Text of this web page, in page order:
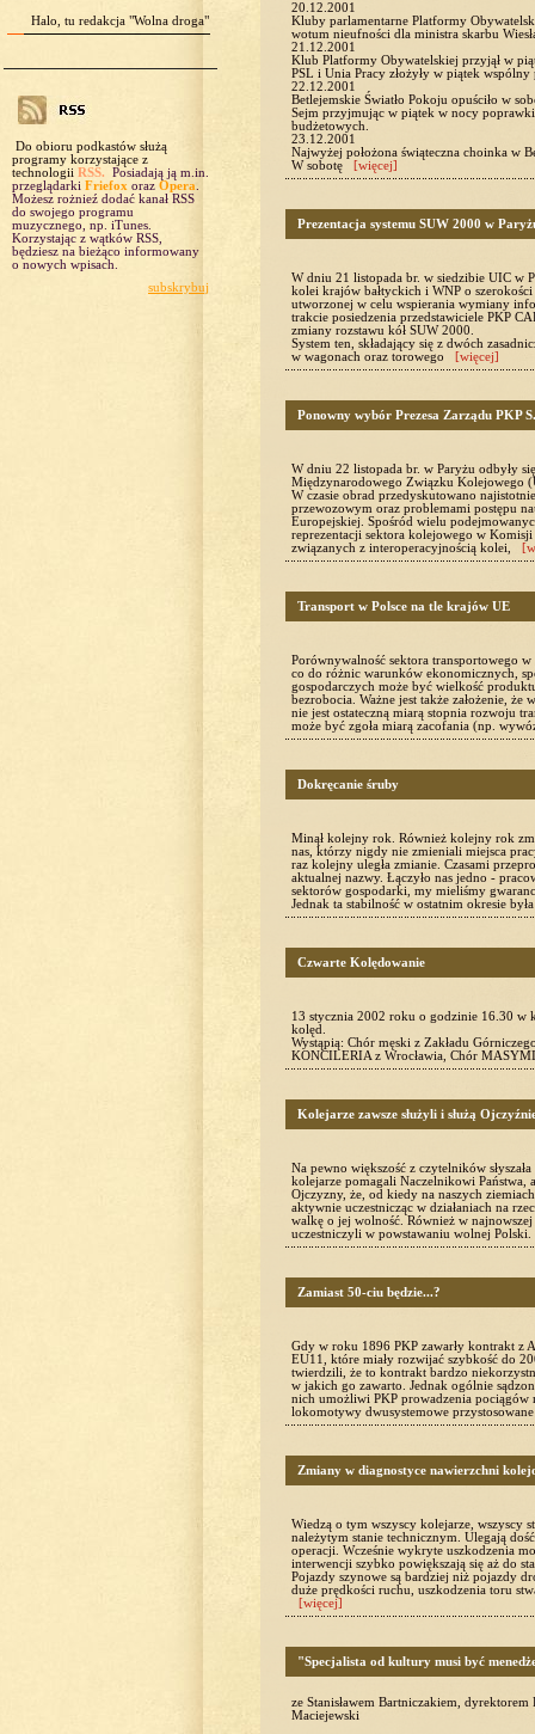
Halo, tu redakcja "Wolna droga"
Do obioru podkastów służą
programy korzystające z
technologii RSS.
Posiadają ją m.in.
przeglądarki Friefox oraz Opera
Możesz rożnieź dodać kanał RSS
do swojego programu
muzycznego, np. iTunes.
Korzystając z wątków RSS,
będziesz na bieżąco informowany
o nowych wpisach.
subskrybuj
20.12.2001
Kluby parlamentarne Platformy
wotum nieufności dla ministra skarbu
21.12.2001
Klub Platformy Obywatelskiej przyjął w
PSL i Unia Pracy złożyły w piątek
22.12.2001
Betlejemskie Światło Pokoju opuściło w
Sejm przyjmując w piątek w nocy
budżetowych.
23.12.2001
Najwyżej położona świąteczna choinka w
W sobotę [więcej]
Prezentacja systemu SUW 2000 w
W dniu 21 listopada br. w siedzibie UIC w
kolei krajów bałtyckich i WNP o
utworzonej w celu wspierania wymiany
trakcie posiedzenia przedstawiciele PKP
zmiany rozstawu kół SUW 2000.
System ten, składający się z dwóch
w wagonach oraz torowego [więcej]
Ponowny wybór Prezesa Zarządu PKP
W dniu 22 listopada br. w Paryżu odbyły
Międzynarodowego Związku Kolejowego
W czasie obrad przedyskutowano
przewozowym oraz problemami postępu
Europejskiej. Spośród wielu
reprezentacji sektora kolejowego w
związanych z interoperacyjnością kolei,
Transport w Polsce na tle krajów UE
Porównywalność sektora transportowego
co do różnic warunków ekonomicznych,
gospodarczych może być wielkość
bezrobocia. Ważne jest także założenie,
nie jest ostateczną miarą stopnia rozwoju
może być zgoła miarą zacofania (np.
Dokręcanie śruby
Minął kolejny rok. Również kolejny rok
nas, którzy nigdy nie zmieniali miejsca
raz kolejny uległa zmianie. Czasami
aktualnej nazwy. Łączyło nas jedno -
sektorów gospodarki, my mieliśmy
Jednak ta stabilność w ostatnim okresie
Czwarte Kolędowanie
13 stycznia 2002 roku o godzinie 16.30 w
kolęd.
Wystąpią: Chór męski z Zakładu
KONCILERIA z Wrocławia, Chór
Kolejarze zawsze służyli i służą
Na pewno większość z czytelników
kolejarze pomagali Naczelnikowi Państwa,
Ojczyzny, że, od kiedy na naszych
aktywnie uczestnicząc w działaniach na
walkę o jej wolność. Również w
uczestniczyli w powstawaniu wolnej
Zamiast 50-ciu będzie...?
Gdy w roku 1896 PKP zawarły kontrakt z
EU11, które miały rozwijać szybkość do
twierdzili, że to kontrakt bardzo
w jakich go zawarto. Jednak ogólnie
nich umożliwi PKP prowadzenia
lokomotywy dwusystemowe
Zmiany w diagnostyce nawierzchni
Wiedzą o tym wszyscy kolejarze, wszyscy
należytym stanie technicznym. Ulegają
operacji. Wcześnie wykryte uszkodzenia
interwencji szybko powiększają się aż do
Pojazdy szynowe są bardziej niż pojazdy
duże prędkości ruchu, uszkodzenia toru
[więcej]
"Specjalista od kultury musi być
ze Stanisławem Bartniczakiem,
Maciejewski